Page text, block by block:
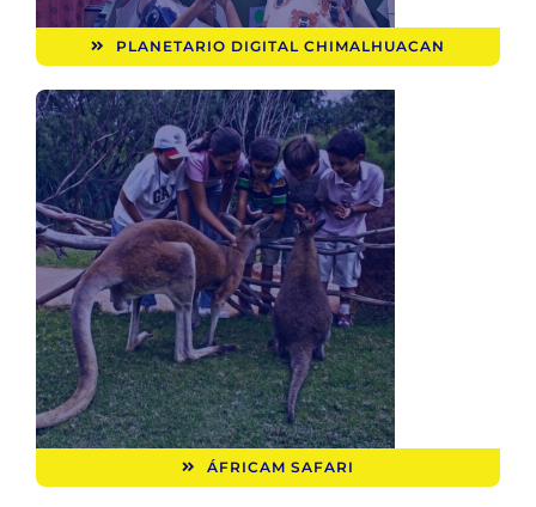
PLANETARIO DIGITAL CHIMALHUACAN
ÁFRICAM SAFARI